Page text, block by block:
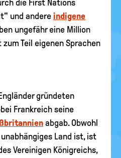
die First Nations
und andere indigene
ungefähr eine Million
Teil eigenen Sprachen
gründeten
Frankreich seine
abgab. Obwohl
Land ist, ist
Vereinigen Königreichs,